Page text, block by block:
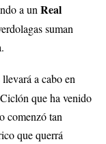
a unReal
suman
a cabo en
que ha venido
comenzó tan
que querrá